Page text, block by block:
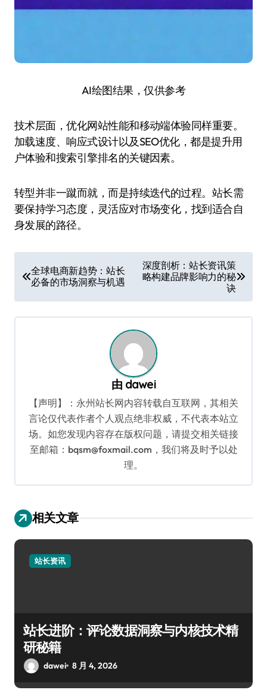
AI绘图结果，仅供参考
技术层面，优化网站性能和移动端体验同样重要。
加载速度、响应式设计以及SEO优化，都是提升用
户体验和搜索引擎排名的关键因素。
转型并非一蹴而就，而是持续迭代的过程。站长需
要保持学习态度，灵活应对市场变化，找到适合自
身发展的路径。
章
导
航
全球电商新趋势：站长
必备的市场洞察与机遇
深度剖析：站长资讯策
略构建品牌影响力的秘
诀
由 dawei
【声明】：永州站长网内容转载自互联网，其相关
言论仅代表作者个人观点绝非权威，不代表本站立
场。如您发现内容存在版权问题，请提交相关链接
至邮箱：bqsm@foxmail.com，我们将及时予以处
理。
相关文章
站长资讯
站长进阶：评论数据洞察与内核技术精
研秘籍
dawei 8 月 4, 2026